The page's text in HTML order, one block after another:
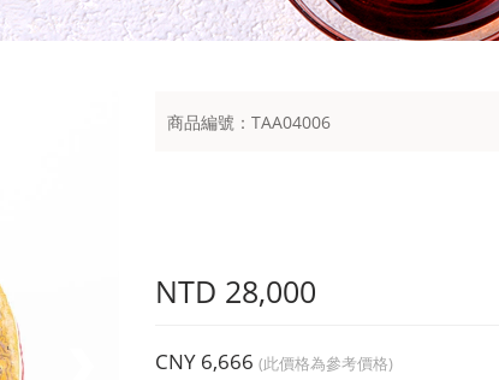
商品編號：TAA04006
NTD 28,000
CNY 6,666(此價格為參考價格)